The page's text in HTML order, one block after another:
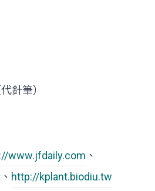
針筆）
www.jfdaily.com 、
、 http://kplant.biodiu.tw